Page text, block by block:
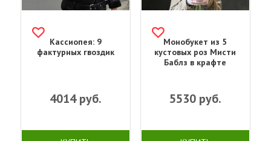
Кассиопея: 9
фактурных гвоздик
4014руб.
Монобукет из 5
кустовых роз Мисти
Баблз в крафте
5530руб.